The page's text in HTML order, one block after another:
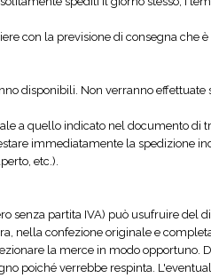
con la previsione di consegna che
disponibili. Non verranno
a quello indicato nel documento di
immediatamente la spedizione
etc.).
partita IVA) può usufruire del
nella confezione originale e
la merce in modo opportuno.
poiché verrebbe respinta.